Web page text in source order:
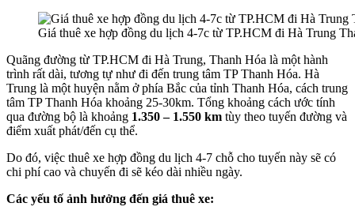
Giá thuê xe hợp đồng du lịch 4-7c từ TP.HCM đi Hà Trung
Quãng đường từ TP.HCM đi Hà Trung, Thanh Hóa là một hành
trình rất dài, tương tự như đi đến trung tâm TP Thanh Hóa. Hà
Trung là một huyện nằm ở phía Bắc của tỉnh Thanh Hóa, cách trung
tâm TP Thanh Hóa khoảng 25-30km. Tổng khoảng cách ước tính
qua đường bộ là khoảng 1.350 – 1.550 km tùy theo tuyến đường và
điểm xuất phát/đến cụ thể.
Do đó, việc thuê xe hợp đồng du lịch 4-7 chỗ cho tuyến này sẽ có
chi phí cao và chuyến đi sẽ kéo dài nhiều ngày.
Các yếu tố ảnh hưởng đến giá thuê xe: